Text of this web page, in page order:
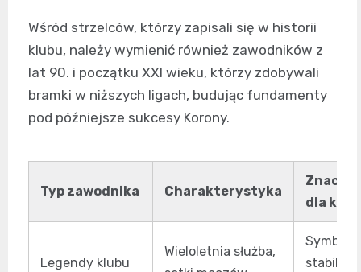
Wśród strzelców, którzy zapisali się w historii
klubu, należy wymienić również zawodników z
lat 90. i początku XXI wieku, którzy zdobywali
bramki w niższych ligach, budując fundamenty
pod późniejsze sukcesy Korony.
Typ zawodnika Charakterystyka
dla
Legendy klubu
Wieloletnia służba,
Symbol